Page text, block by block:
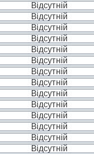
Відсутній
Відсутній
Відсутній
Відсутній
Відсутній
Відсутній
Відсутній
Відсутній
Відсутній
Відсутній
Відсутній
Відсутній
Відсутній
Відсутній